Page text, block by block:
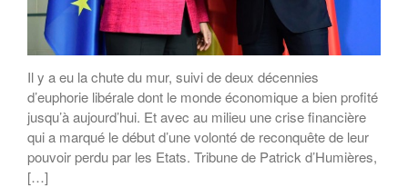
Il y a eu la chute du mur, suivi de deux décennies
d’euphorie libérale dont le monde économique a bien profité
jusqu’à aujourd’hui. Et avec au milieu une crise financière
qui a marqué le début d’une volonté de reconquête de leur
pouvoir perdu par les Etats. Tribune de Patrick d’Humières,
[…]